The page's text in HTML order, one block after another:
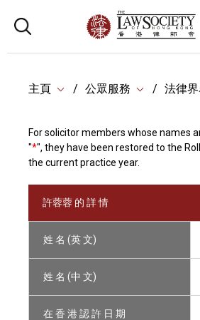
主頁 公眾服務 法律
For solicitor members whose names
"*", they have been restored to the
the current practice year.
許蓉蓉 的 詳 情
姓 名 (英 文)
姓 名 (中 文)
在 香 港 認 許 日 期